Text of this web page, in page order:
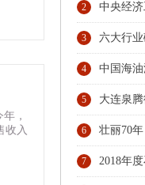
，
收入
2 中央经济工作会议
3 六大行业碳排放量之和超过
4 中国海
5 大连泉
6 壮丽70
7 2018年度